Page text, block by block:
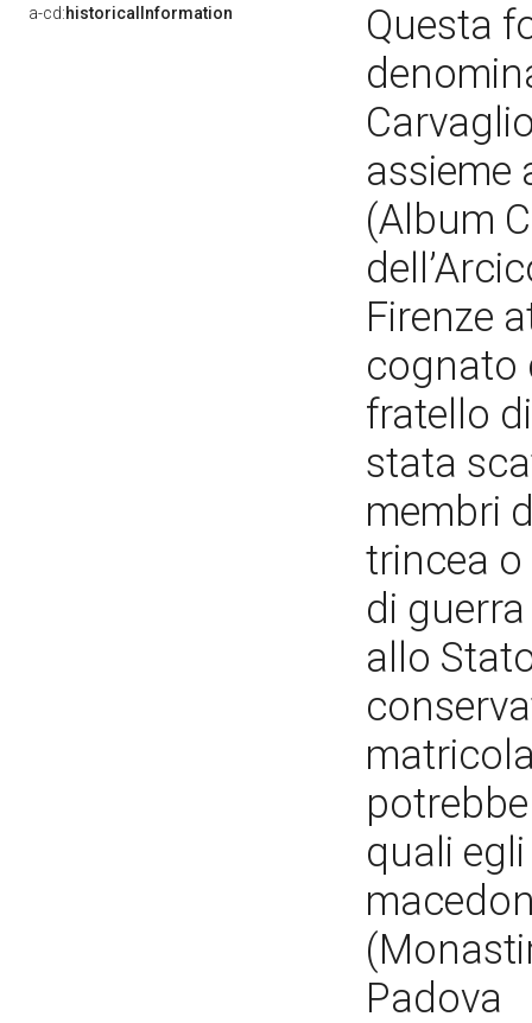
a-cd:historicalInformation
Questa
(Album
Firenze
cognato
fratello
stata
membri
trincea
di
allo
quali
Padova